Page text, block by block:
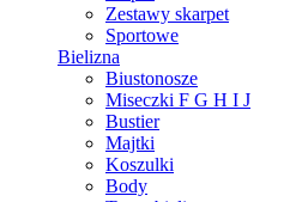
Zestawy skarpet
Sportowe
Bielizna
Biustonosze
Miseczki F G H I J
Bustier
Majtki
Koszulki
Body